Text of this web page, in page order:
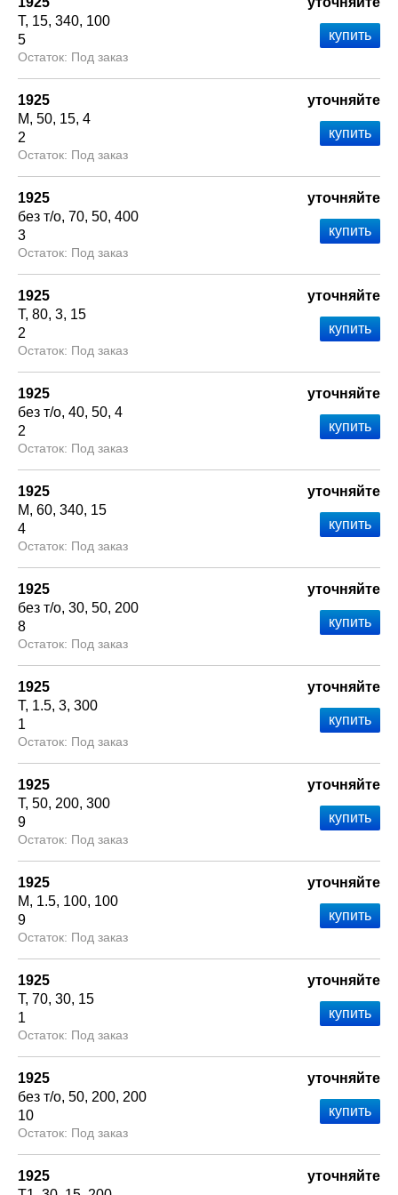
Т 15 340 100
5
Под заказ
1925
М 50 15 4
2
Под заказ
уточняйте
1925
без т/о 70 50 400
3
Под заказ
уточняйте
1925
Т 80 3 15
2
Под заказ
уточняйте
1925
без т/о 40 50 4
2
Под заказ
уточняйте
1925
М 60 340 15
4
Под заказ
уточняйте
1925
без т/о 30 50 200
8
Под заказ
уточняйте
1925
Т 1.5 3 300
1
Под заказ
уточняйте
1925
Т 50 200 300
9
Под заказ
уточняйте
1925
М
1.5 100 100
9
Под заказ
уточняйте
1925
Т 70 30 15
1
Под заказ
уточняйте
1925
без т/о 50 200 200
10
Под заказ
уточняйте
1925
уточняйте